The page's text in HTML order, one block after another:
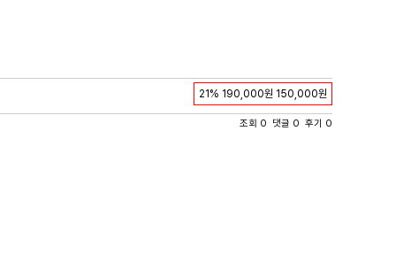
21% 190,000원 150,000원
조회 0 댓글 0 후기 0